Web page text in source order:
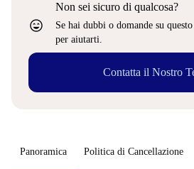
sentiment_very_satisfied
Non sei sicuro di qualcosa?
Se hai dubbi o domande su
per aiutarti.
Contatta il Nostro
Panoramica Politica di Cancellazione